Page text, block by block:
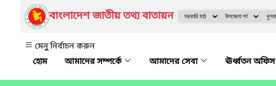
বাংলাদেশ জাতীয় তথ্য বাতায়ন
মেনু নির্বাচন করুন
আমাদের সম্পর্কে
আমাদের সেবা ঊর্ধ্বতন অফিস